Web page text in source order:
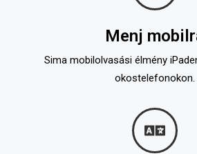
Menj
Sima mobilolvasási élmény
okostelefonokon.